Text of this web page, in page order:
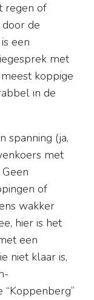
regen of
de
een
met
koppige
in de
spanning (ja,
met
of
wakker
hier is het
een
niet klaar is,